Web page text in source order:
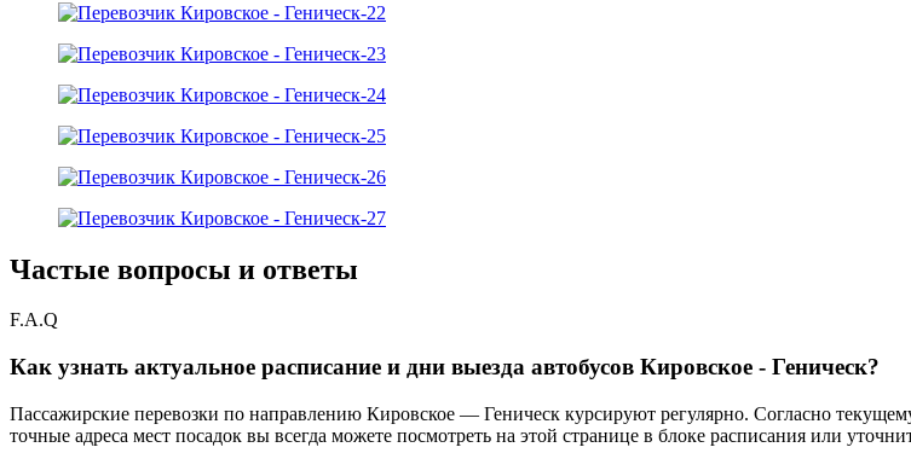
Частые вопросы и ответы
F.A.Q
Как узнать актуальное расписание и дни выезда автобусов Кировское - Геническ?
Пассажирские перевозки по направлению Кировское — Геническ курсируют регулярно. Согласно
точные адреса мест посадок вы всегда можете посмотреть на этой странице в блоке расписания или